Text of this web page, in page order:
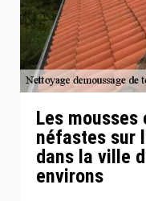
Les
néfastes sur
dans la ville
environs